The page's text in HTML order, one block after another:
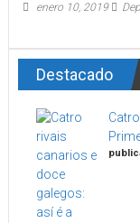
enero 10, 2019
Destacado